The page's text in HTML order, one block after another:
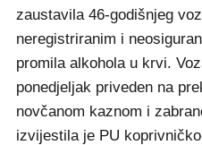
zaustavila 46-godišnjeg
neregistriranim i
promila alkohola u krvi.
ponedjeljak priveden na
novčanom kaznom i
izvijestila je PU